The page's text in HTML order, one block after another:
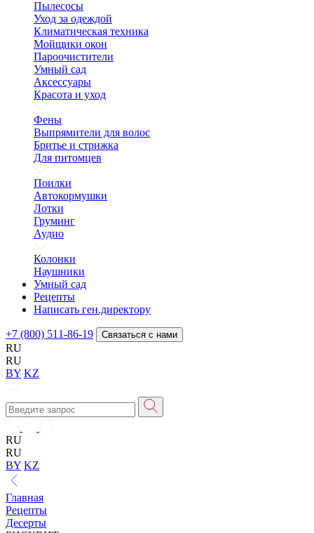
Пылесосы
Уход за одеждой
Климатическая техника
Мойщики окон
Пароочистители
Умный сад
Аксессуары
Красота и уход
Фены
Выпрямители для волос
Бритье и стрижка
Для питомцев
Поилки
Автокормушки
Лотки
Груминг
Аудио
Колонки
Наушники
Умный сад
Рецепты
Написать ген.директору
+7 (800) 511-86-19 Связаться с нами
RU
RU
BY KZ
RU
RU
BY KZ
Главная
Рецепты
Десерты